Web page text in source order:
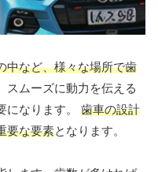
中など、様々な場所で歯
スムーズに動力を伝える
になります。 歯車の設計
要な要素となります。